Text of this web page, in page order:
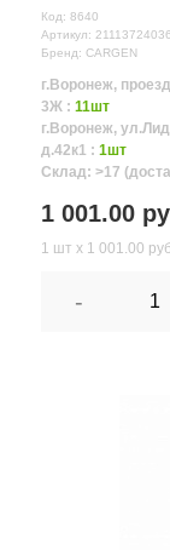
Код: 8640
Артикул: 21113724036
Бренд: CARGEN
г.Воронеж,
3Ж : 11шт
г.Воронеж,
д.42к1 : 1шт
Склад: >17
1 001.00
1 шт х 1 001.00
-